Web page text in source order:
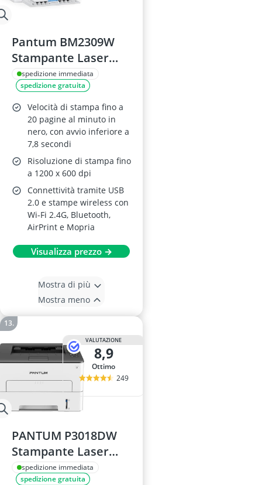
Pantum BM2309W
Stampante Laser
Multifunzione
spedizione immediata
spedizione gratuita
Velocità di stampa fino a
20 pagine al minuto in
nero, con avvio inferiore a
7,8 secondi
Risoluzione di stampa fino
a 1200 x 600 dpi
Connettività tramite USB
2.0 e stampe wireless con
Wi-Fi 2.4G, Bluetooth,
AirPrint e Mopria
Visualizza prezzo →
Mostra di più
Mostra meno
VALUTAZIONE
8,9
Ottimo
249
PANTUM P3018DW
Stampante Laser
Wifi B/N A4
spedizione immediata
spedizione gratuita